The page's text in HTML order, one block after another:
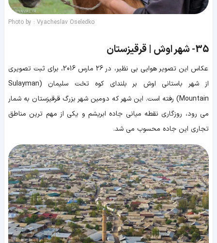
Photo by : Vyacheslav Oseledko
35- شهر اوش | قرقیزستان
عکاس این تصویر هوایی بی نظیر، در 26 مارس 2016، برای ثبت تصویری
از شهر باستانی اوش بر بلندای کوه تخت سلیمان (Sulayman
Mountain) رفته است. این شهر که دومین شهر بزرگ قرقیزستان به شمار
می رود، روزگاری نقطه میانی جاده ابریشم و یکی از مهم ترین مناطق
تجاری این جاده محسوب می شد.